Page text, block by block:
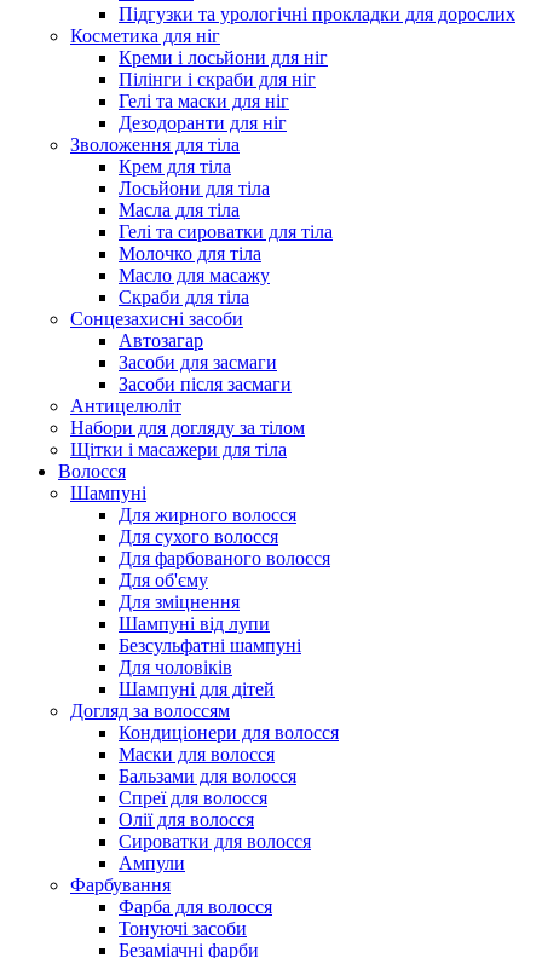
Підгузки та урологічні прокладки для дорослих
Косметика для ніг
Креми і лосьйони для ніг
Пілінги і скраби для ніг
Гелі та маски для ніг
Дезодоранти для ніг
Зволоження для тіла
Крем для тіла
Лосьйони для тіла
Масла для тіла
Гелі та сироватки для тіла
Молочко для тіла
Масло для масажу
Скраби для тіла
Сонцезахисні засоби
Автозагар
Засоби для засмаги
Засоби після засмаги
Антицелюліт
Набори для догляду за тілом
Щітки і масажери для тіла
Волосся
Шампуні
Для жирного волосся
Для сухого волосся
Для фарбованого волосся
Для об'єму
Для зміцнення
Шампуні від лупи
Безсульфатні шампуні
Для чоловіків
Шампуні для дітей
Догляд за волоссям
Кондиціонери для волосся
Маски для волосся
Бальзами для волосся
Спреї для волосся
Олії для волосся
Сироватки для волосся
Ампули
Фарбування
Фарба для волосся
Тонуючі засоби
Безаміачні фарби